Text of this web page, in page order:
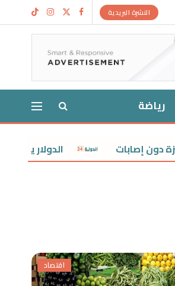
النشرة البريدية
رياضة
الدولار يتراجع أمام
اقتصاد